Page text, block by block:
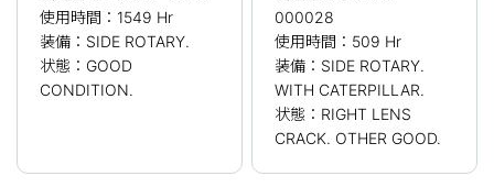
使用時間：1549 Hr
装備：SIDE ROTARY.
状態：GOOD
CONDITION.
000028
使用時間：509 Hr
装備：SIDE ROTARY.
WITH CATERPILLAR.
状態：RIGHT LENS
CRACK. OTHER GOOD.